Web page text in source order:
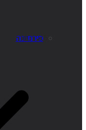
סירמיונה